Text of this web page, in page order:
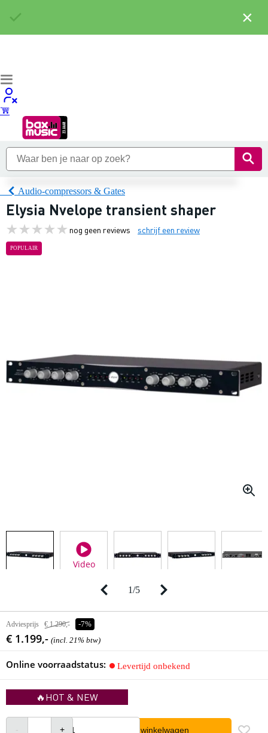
Audio-compressors & Gates
Elysia Nvelope transient shaper
nog geen reviews schrijf een review
POPULAIR
Video
1/5
Adviesprijs € 1.290,- -7%
€ 1.199,- (incl. 21% btw)
Online voorraadstatus: Levertijd onbekend
🔥HOT & NEW
In winkelwagen
×